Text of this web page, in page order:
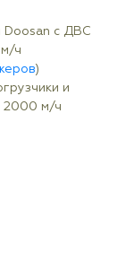
Doosan с ДВС
м/ч
)
и
2000 м/ч